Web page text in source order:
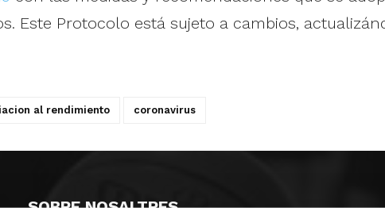
Este Protocolo está sujeto a cambios,
al rendimiento coronavirus
SOBRE NOSALTRES